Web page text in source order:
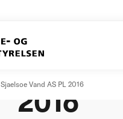
Sjaelsoe Vand AS PL 2016
2016